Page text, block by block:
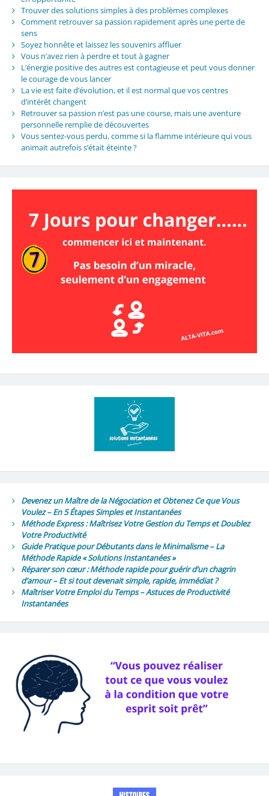
Trouver des solutions simples à des problèmes complexes
Comment retrouver sa passion rapidement après une perte de
sens
Soyez honnête et laissez les souvenirs affluer
Vous n’avez rien à perdre et tout à gagner
L’énergie positive des autres est contagieuse et peut vous donner
le courage de vous lancer
La vie est faite d’évolution, et il est normal que vos centres
d’intérêt changent
Retrouver sa passion n’est pas une course, mais une aventure
personnelle remplie de découvertes
Vous sentez-vous perdu, comme si la flamme intérieure qui vous
animait autrefois s’était éteinte ?
Devenez un Maître de la Négociation et Obtenez Ce que Vous
Voulez – En 5 Étapes Simples et Instantanées
Méthode Express : Maîtrisez Votre Gestion du Temps et Doublez
Votre Productivité
Guide Pratique pour Débutants dans le Minimalisme – La
Méthode Rapide « Solutions Instantanées »
Réparer son cœur : Méthode rapide pour guérir d’un chagrin
d’amour – Et si tout devenait simple, rapide, immédiat ?
Maîtriser Votre Emploi du Temps – Astuces de Productivité
Instantanées